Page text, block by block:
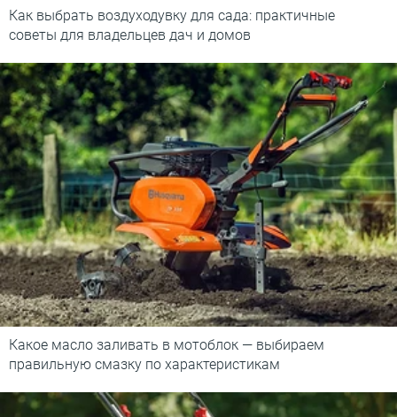
Как выбрать воздуходувку для сада: практичные
советы для владельцев дач и домов
Какое масло заливать в мотоблок — выбираем
правильную смазку по характеристикам